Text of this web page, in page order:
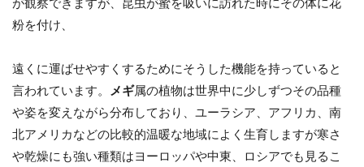
が観察できますが、昆虫が蜜を吸いに訪れた時にその体に花
粉を付け、
遠くに運ばせやすくするためにそうした機能を持っていると
言われています。
メギ属の植物は世界中に少しずつその品種
や姿を変えながら分布しており、ユーラシア、アフリカ、南
北アメリカなどの比較的温暖な地域によく生育しますが寒さ
や乾燥にも強い種類はヨーロッパや中東、ロシアでも見るこ